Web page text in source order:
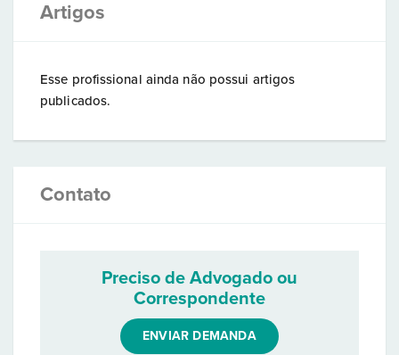
Artigos
Esse profissional ainda não possui artigos
publicados.
Contato
Preciso de Advogado ou
Correspondente
ENVIAR DEMANDA